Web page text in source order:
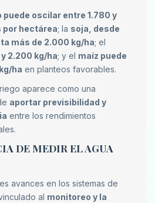
puede oscilar entre 1.780 y
por hectárea; la soja, desde
más de 2.000 kg/ha; el
2.200 kg/ha; y el maíz puede
ha en planteos favorables.
aparece como una
aportar previsibilidad y
entre los rendimientos
DE MEDIR EL AGUA
avances en los sistemas de
al monitoreo y la